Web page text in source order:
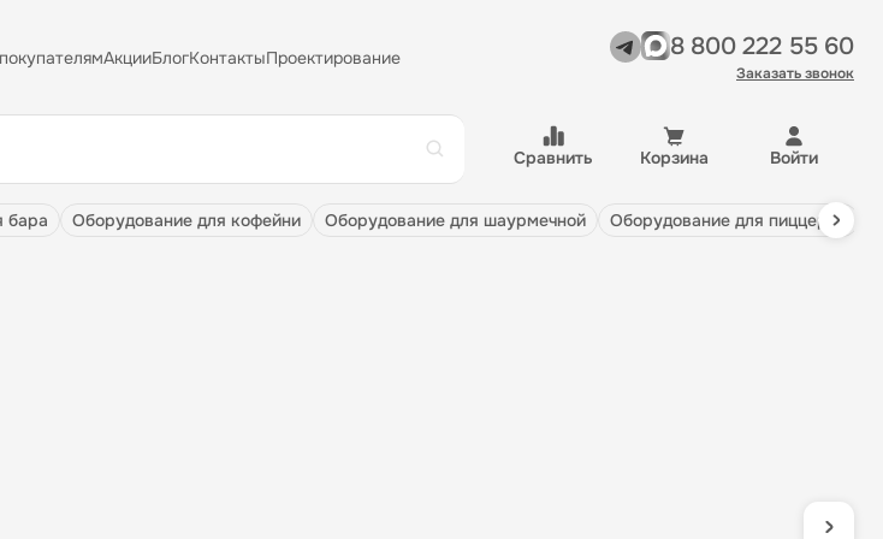
АкцииБлогКонтактыПроектирование 8 800 222 55 60
Заказать звонок
Сравнить Корзина Войти
бара оборудование для кофейни оборудование для шаурмечной оборудование для пиццерии